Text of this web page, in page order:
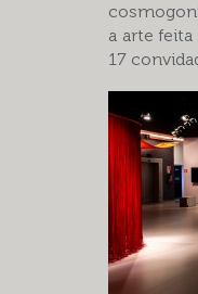
a arte
17